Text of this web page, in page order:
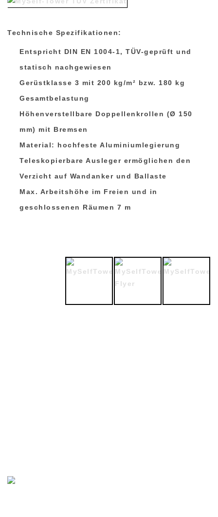
Technische Spezifikationen:
Entspricht DIN EN 1004-1, TÜV-geprüft und
statisch nachgewiesen
Gerüstklasse 3 mit 200 kg/m² bzw. 180 kg
Gesamtbelastung
Höhenverstellbare Doppellenkrollen (Ø 150
mm) mit Bremsen
Material: hochfeste Aluminiumlegierung
Teleskopierbare Ausleger ermöglichen den
Verzicht auf Wandanker und Ballaste
Max. Arbeitshöhe im Freien und in
geschlossenen Räumen 7 m